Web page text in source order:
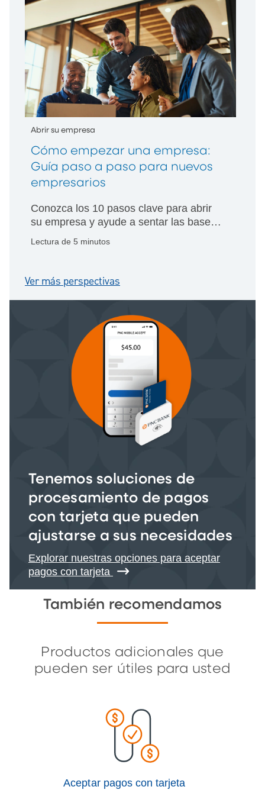
Abrir su empresa
Cómo empezar una empresa:
Guía paso a paso para nuevos
empresarios
Conozca los 10 pasos clave para abrir
su empresa y ayude a sentar las bases
Lectura de 5 minutos
Ver más perspectivas
Tenemos soluciones de
procesamiento de pagos
con tarjeta que pueden
ajustarse a sus necesidades
Explorar nuestras opciones para aceptar
pagos con tarjeta
También recomendamos
Productos adicionales que
pueden ser útiles para usted
Aceptar pagos con tarjeta